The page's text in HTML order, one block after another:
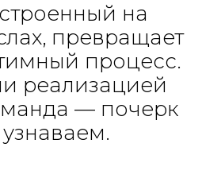
на
превращает
процесс.
реализацией
— почерк
узнаваем.